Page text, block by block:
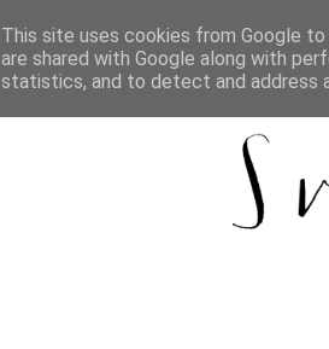
This site uses cookies from Google
are shared with Google along with
statistics, and to detect and address